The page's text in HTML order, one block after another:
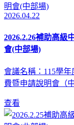
2026.04.22
2026.2.26補助高級
會(中部場)
會議名稱：115學
費暨申請說明會（
查看